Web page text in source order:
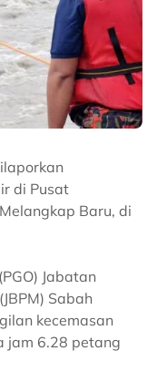
di Pusat
Baru, di
Jabatan
Sabah
kecemasan
jam 6.28 petang